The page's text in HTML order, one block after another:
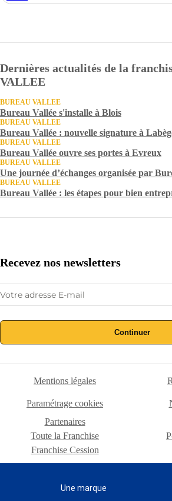
Dernières actualités de la
VALLEE
BUREAU VALLEE
Bureau Vallée s'installe à Blois
BUREAU VALLEE
Bureau Vallée : nouvelle signature à
BUREAU VALLEE
Bureau Vallée ouvre ses portes à Evreux
BUREAU VALLEE
Une journée d’échanges organisée par
BUREAU VALLEE
Bureau Vallée : les étapes pour bien
Recevez nos newsletters
Continuer
Mentions légales
Paramétrage cookies
Partenaires
Toute la Franchise
Franchise Cession
Une marque